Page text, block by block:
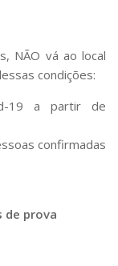
NÃO vá ao local
condições:
19 a partir de
confirmadas
de prova